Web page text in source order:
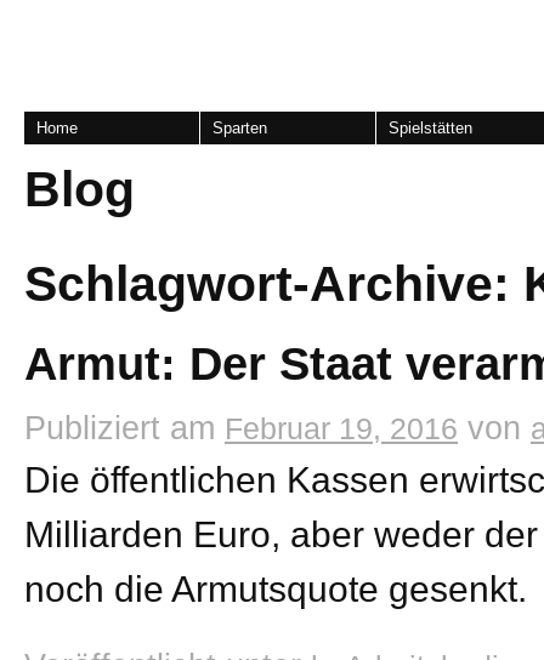
Home Sparten Spielstätten
Blog
Schlagwort-Archive:
Armut: Der Staat
Publiziert am Februar 19, 2016 von
Die öffentlichen Kassen
Milliarden Euro, aber weder
noch die Armutsquote gesenkt.